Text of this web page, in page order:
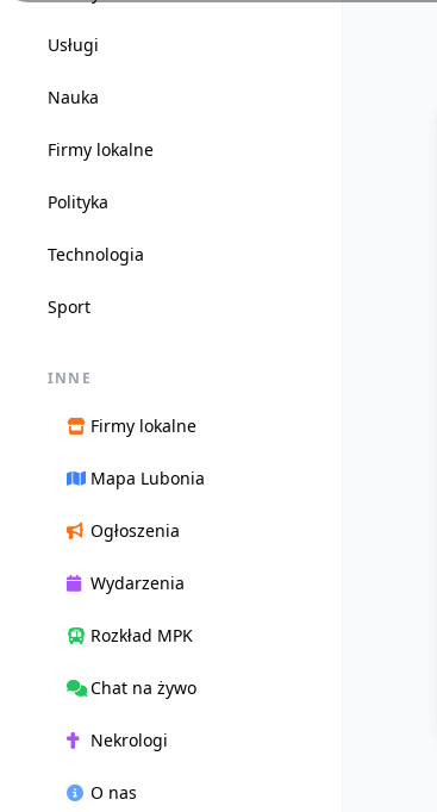
Usługi
Nauka
Firmy lokalne
Polityka
Technologia
Sport
INNE
Firmy lokalne
Mapa Lubonia
Ogłoszenia
Wydarzenia
Rozkład MPK
Chat na żywo
Nekrologi
O nas